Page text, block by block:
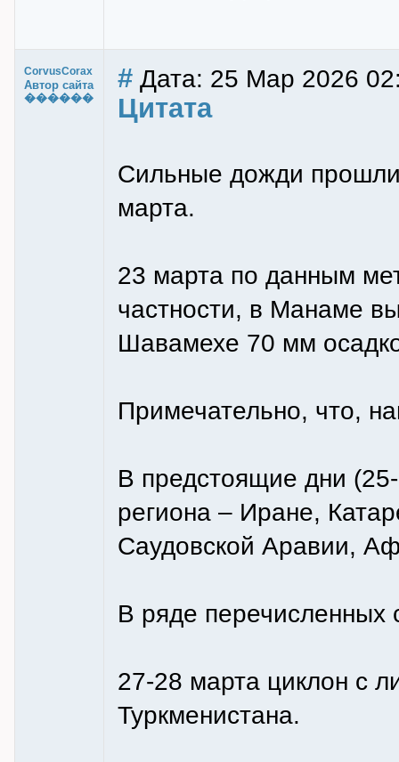
CorvusCorax
Автор сайта
������
# Дата: 25 Мар 2026
Цитата
Сильные дожди
марта.
23 марта по данным
частности, в Манаме
Шавамехе 70 мм
Примечательно, что,
В предстоящие дни
региона – Иране,
Саудовской Аравии,
В ряде перечисленных
27-28 марта циклон с
Туркменистана.